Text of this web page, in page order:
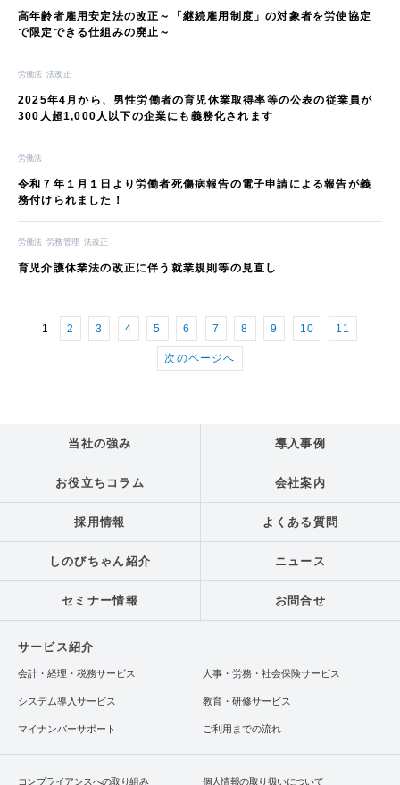
高年齢者雇用安定法の改正～「継続雇用制度」の対象者を労使協定
で限定できる仕組みの廃止～
労働法 法改正
2025年4月から、男性労働者の育児休業取得率等の公表の従業員が
300人超1,000人以下の企業にも義務化されます
労働法
令和７年１月１日より労働者死傷病報告の電子申請による報告が義
務付けられました！
労働法 労務管理 法改正
育児介護休業法の改正に伴う就業規則等の見直し
1 2 3 4 5 6 7 8 9 10 11
次のページへ
当社の強み 導入事例
お役立ちコラム 会社案内
採用情報 よくある質問
しのびちゃん紹介 ニュース
セミナー情報 お問合せ
サービス紹介
会計・経理・税務サービス 人事・労務・社会保険サービス
システム導入サービス 教育・研修サービス
マイナンバーサポート ご利用までの流れ
コンプライアンスへの取り組み 個人情報の取り扱いについて